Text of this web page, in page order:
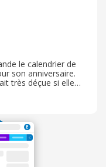
si je
le colis est
J'ai demandé
un message, car
anniversaire. J'ai
les petites
au
et le sérieux pour
vivement ce site
le calendrier de
son anniversaire.
très déçue si elle
surprises :
un
cacao -
nouveauté. Cela
la faire goûter à